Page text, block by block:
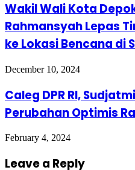
Wakil Wali Kota
Rahmansyah Lepas
ke Lokasi Bencana di
December 10, 2024
Caleg DPR RI,
Perubahan Optimis
February 4, 2024
Leave a Reply